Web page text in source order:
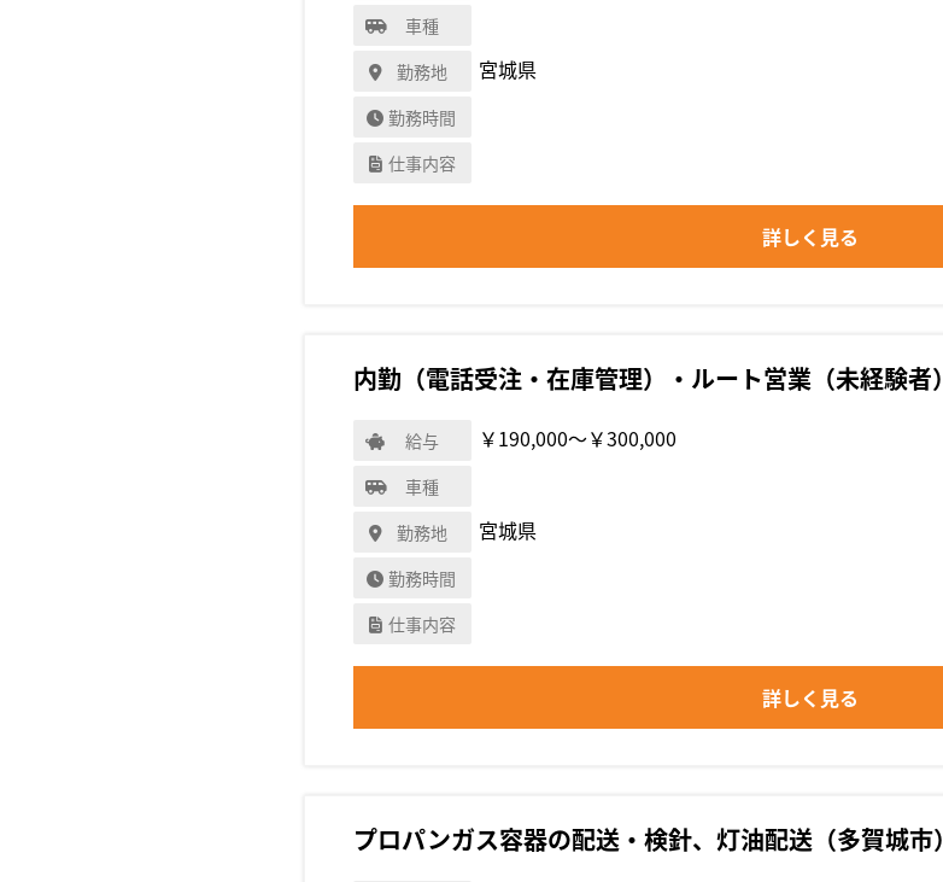
車種
勤務地
宮城県
勤務時間
仕事内容
詳しく見る
内勤（電話受注・在庫管理）・ルート営業（未経験者）
給与 ￥190,000〜￥300,000
車種
勤務地
宮城県
勤務時間
仕事内容
詳しく見る
プロパンガス容器の配送・検針、灯油配送（多賀城市）